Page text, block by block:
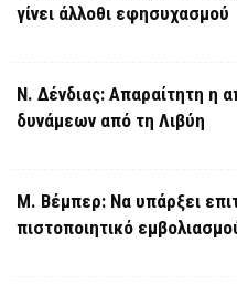
γίνει άλλοθι εφησυχασμού
Ν. Δένδιας: Απαραίτητη η
δυνάμεων από τη Λιβύη
Μ. Βέμπερ: Να υπάρξει
πιστοποιητικό